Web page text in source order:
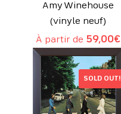
Amy Winehouse
(vinyle neuf)
À partir de 59,00€
SOLD OUT!